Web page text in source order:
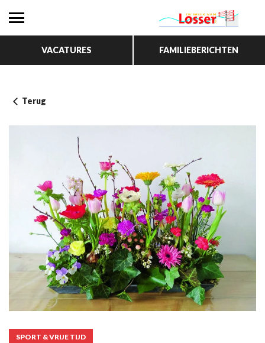
VACATURES FAMILIEBERICHTEN
Terug
SPORT & VRIJE TIJD